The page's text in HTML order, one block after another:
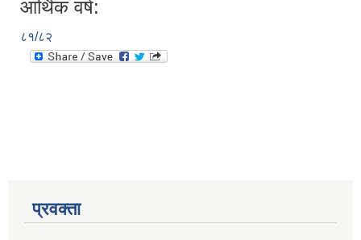
आर्थिक वर्ष:
८१/८२
प्रवक्ता